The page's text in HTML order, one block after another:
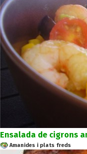
Ensalada de cigrons
Amanides i plats freds